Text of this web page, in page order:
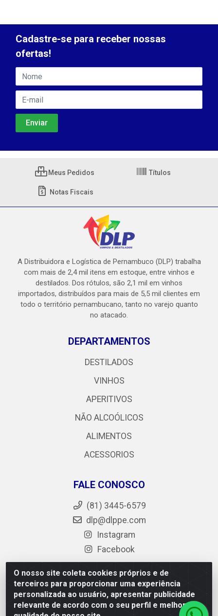
O nosso site coleta cookies próprios e de
terceiros para proporcionar uma experiência
personalizada ao usuário, apresentar publicidade
relevante de acordo com o seu perfil e melhorar a
Cadastre-se para receber nossas
ofertas!
Meus Pedidos Títulos
Notas Fiscais
A Distribuidora e Logística de Pernambuco (DLP) trabalha
com mais de 2,4 mil itens em estoque, entre vinhos e
destilados. Dos rótulos, são 2,1 mil em vinhos
importados, distribuídos para mais de 5,5 mil clientes em
todo o território pernambucano, tanto no varejo quanto
no atacado.
DEPARTAMENTOS
DESTILADOS
VINHOS
APERITIVOS
NÃO ALCOÓLICOS
ALIMENTOS
ACESSORIOS
FALE CONOSCO
(81) 3445-6579
dlp@dlppe.com
Instagram
Facebook
DLP - AV. Engenheiro Abdias de Carvalho, 962 - Bongi -
PE - CEP 50.640-525 - CNPJ 05.429.222/0001-48